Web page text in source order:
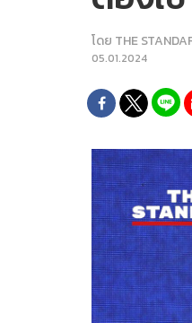
โดย THE
05.01.2024